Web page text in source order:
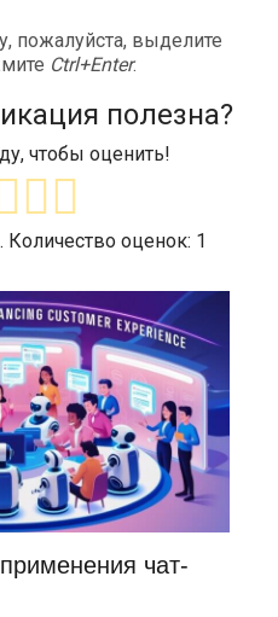
пожалуйста, выделите
Ctrl+Enter.
полезна?
чтобы оценить!
Количество оценок: 1
чат-